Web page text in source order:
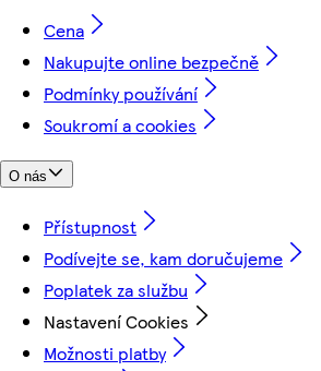
Cena
Nakupujte online bezpečně
Podmínky používání
Soukromí a cookies
O nás
Přístupnost
Podívejte se, kam doručujeme
Poplatek za službu
Nastavení Cookies
Možnosti platby